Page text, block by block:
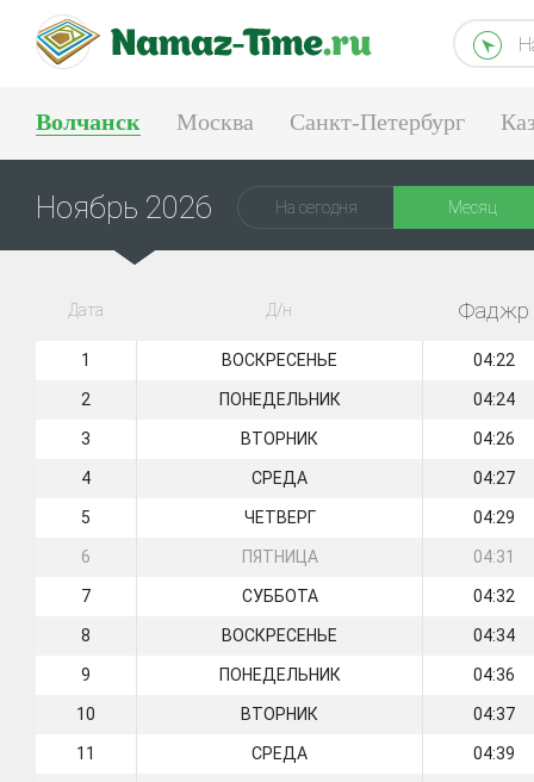
Волчанск Москва Санкт-Петербург
Ноябрь 2026 На сегодня Месяц
Дата Д/н Фаджр
1 ВОСКРЕСЕНЬЕ 04:22
2 ПОНЕДЕЛЬНИК 04:24
3 ВТОРНИК 04:26
4 СРЕДА 04:27
5 ЧЕТВЕРГ 04:29
6 ПЯТНИЦА 04:31
7 СУББОТА 04:32
8 ВОСКРЕСЕНЬЕ 04:34
9 ПОНЕДЕЛЬНИК 04:36
10 ВТОРНИК 04:37
11 СРЕДА 04:39